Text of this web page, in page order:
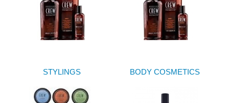
STYLINGS BODY COSMETICS